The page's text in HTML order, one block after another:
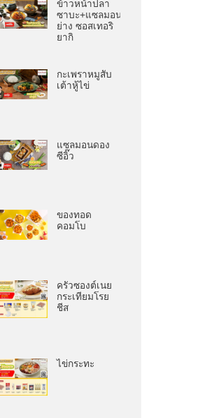
ข้าวหน้าปลา
ซาบะ+แซลมอน
ย่าง ซอสเทอริ
ยากิ
กะเพราหมูสับ
เต้าหู้ไข่
แซลมอนดอง
ซีอิ๊ว
ของทอด
คอมโบ
ครัวซองต์เนย
กระเทียมโรย
ชีส
ไข่กระทะ